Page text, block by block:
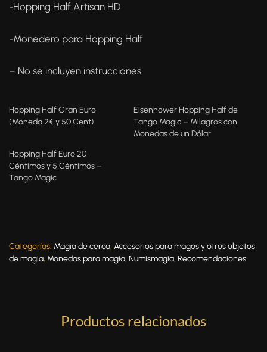
-Hopping Half Artisan HD
-Monedero para Hopping Half
– No se incluyen instrucciones.
Hopping Half Gran Euro
(Moneda 2€ y 50 Cent)
Eisenhower Hopping Half de
Tango Magic – Milagros con
Monedas de un Dólar
Hopping Half Euro 20
Céntimos y 5 Céntimos –
Tango Magic
Categorías: Magia de cerca, Accesorios para magos y otros objetos
de magia, Monedas para magia, Numismagia, Recomendaciones
Productos relacionados